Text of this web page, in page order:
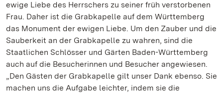
ewige Liebe des Herrschers zu seiner früh verstorbenen
Frau. Daher ist die Grabkapelle auf dem Württemberg
das Monument der ewigen Liebe. Um den Zauber und die
Sauberkeit an der Grabkapelle zu wahren, sind die
Staatlichen Schlösser und Gärten Baden-Württemberg
auch auf die Besucherinnen und Besucher angewiesen.
„Den Gästen der Grabkapelle gilt unser Dank ebenso. Sie
machen uns die Aufgabe leichter, indem sie die